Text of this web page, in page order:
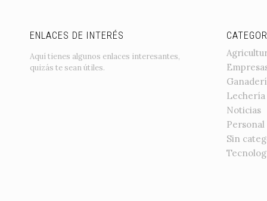
ENLACES DE INTERÉS
Aquí tienes algunos enlaces interesantes,
quizás te sean útiles.
Lechería
Noticias
Personal
Sin